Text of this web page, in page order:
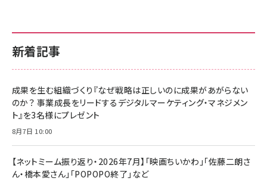
新着記事
成果を生む組織づくり『なぜ戦略は正しいのに成果があがらない
のか？ 事業成長をリードするデジタルマーケティング・マネジメン
ト』を3名様にプレゼント
8月7日 10:00
【ネットミーム振り返り・2026年7月】「映画ちいかわ」「佐藤二朗さ
ん・橋本愛さん」「POPOPO終了」など